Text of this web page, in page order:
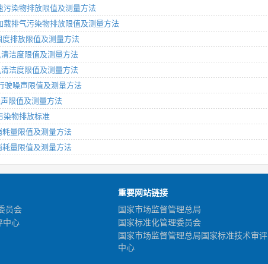
污染物排放限值及测量方法
排气污染物排放限值及测量方法
排放限值及测量方法
洁度限值及测量方法
洁度限值及测量方法
驶噪声限值及测量方法
限值及测量方法
染物排放标准
量限值及测量方法
量限值及测量方法
员会
中心
重要网站链接
国家市场监督管理总局
国家标准化管理委员会
国家市场监督管理总局国家标准技术审评
中心